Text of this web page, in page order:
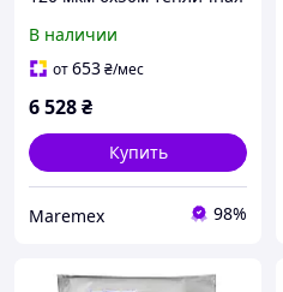
теплиц белая прозрачная
стабилизированная
В наличии
от653₴/мес
6 528₴
Купить
Maremex 98%